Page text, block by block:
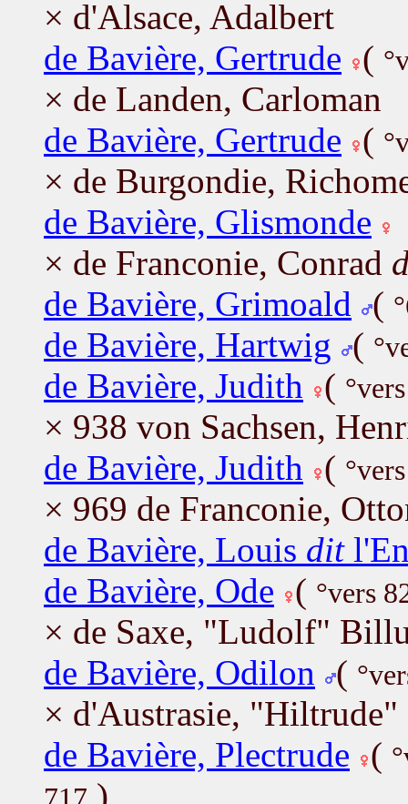
× d'Alsace, Adalbert
de Bavière, Gertrude (
× de Landen, Carloman
de Bavière, Gertrude (
× de Burgondie,
de Bavière, Glismonde
× de Franconie, Conrad
de Bavière, Grimoald
(
de Bavière, Hartwig (
de Bavière, Judith (
× 938 von Sachsen,
de Bavière, Judith
(
× 969 de Franconie,
de Bavière, Louis dit
de Bavière, Ode ( °vers
× de Saxe, "Ludolf"
de Bavière, Odilon
(
× d'Austrasie,
de Bavière, Plectrude (
)